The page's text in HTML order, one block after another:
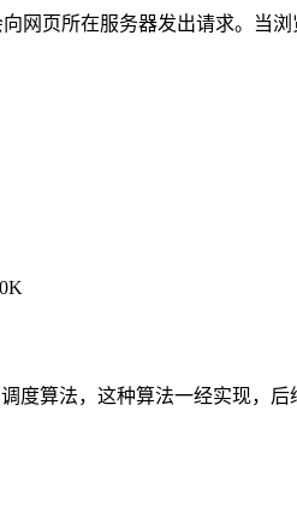
网页所在服务器发出请求。当
度算法，这种算法一经实现，